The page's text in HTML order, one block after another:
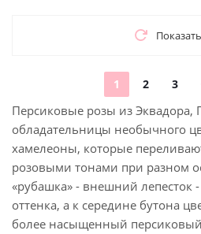
1 2 3
Персиковые розы из Эквадора,
обладательницы необычного
хамелеоны, которые
розовыми тонами при разном
«рубашка» - внешний лепесток
оттенка, а к середине бутона
более насыщенный